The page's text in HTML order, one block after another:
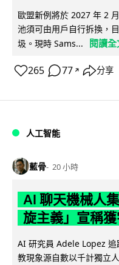
歐盟新例將於 2027 年 2
池須可由用戶自行拆換，
圾。現時 Sams...
閱讀全
265 77 ↗ 分享
人工智能
藍骨 20 小時
AI 聊天機械人
旋主義」宣稱
AI 研究員 Adele Lopez
教現象源自數以千計獨立